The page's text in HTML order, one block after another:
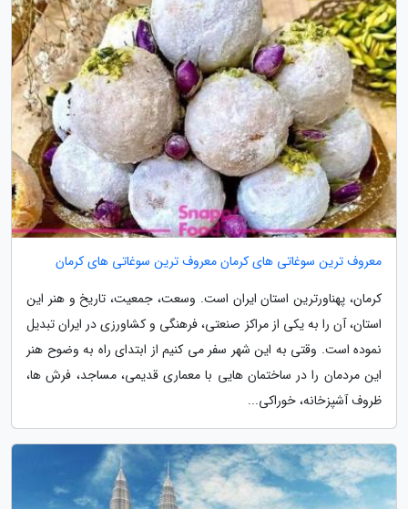
معروف ترین سوغاتی های کرمان معروف ترین سوغاتی های کرمان
کرمان، پهناورترین استان ایران است. وسعت، جمعیت، تاریخ و هنر این
استان، آن را به یکی از مراکز صنعتی، فرهنگی و کشاورزی در ایران تبدیل
نموده است. وقتی به این شهر سفر می کنیم از ابتدای راه به وضوح هنر
این مردمان را در ساختمان هایی با معماری قدیمی، مساجد، فرش ها،
ظروف آشپزخانه، خوراکی...